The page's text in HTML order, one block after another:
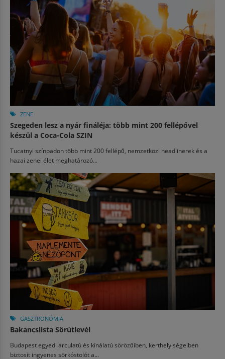
ZENE
Szegeden lesz a nyár fináléja: több mint 200 fellépővel
készül a Coca-Cola SZIN
Tucatnyi színpadon több mint 200 fellépő, nemzetközi headlinerek és a
hazai zenei élet meghatározó...
GASZTRONÓMIA
Bakancslista Sörútlevél
Budapest egyedi arculatú és kínálatú sörözőiben, kerthelyiségeiben
biztosít ingyenes sörkóstolót a...